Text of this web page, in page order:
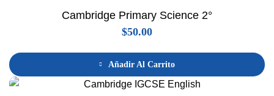
Cambridge Primary Science 2°
$50.00
Añadir Al Carrito